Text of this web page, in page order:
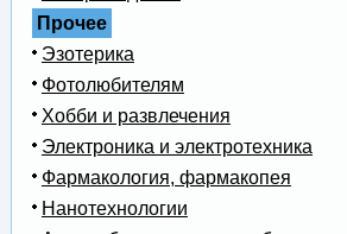
Прочее
Эзотерика
Фотолюбителям
Хобби и развлечения
Электроника и электротехника
Фармакология, фармакопея
Нанотехнологии